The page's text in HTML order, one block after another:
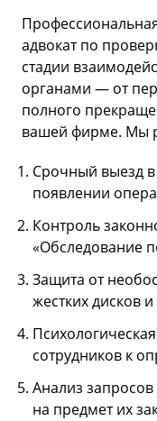
адвокат по
стадии
органами — от
полного
вашей фирме. Мы
Срочный выезд
появлении
Контроль
«Обследование
Защита от
жестких дисков
сотрудников к
Анализ
на предмет их